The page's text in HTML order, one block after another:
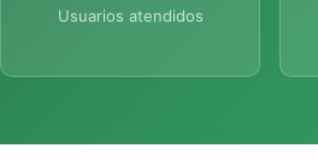
Usuarios atendidos